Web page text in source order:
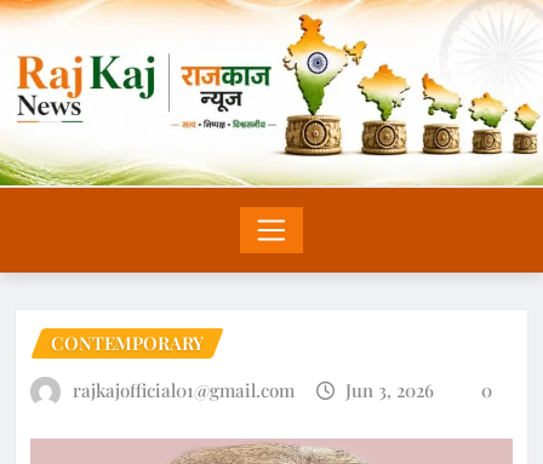
CONTEMPORARY
rajkajofficial01@gmail.com
Jun 3, 2026 0